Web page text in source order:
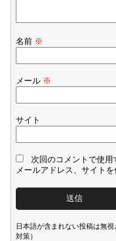
名前 ※
メール ※
サイト
次回のコメントで使用
メールアドレス、サイトを
日本語が含まれない投稿は無
対策）